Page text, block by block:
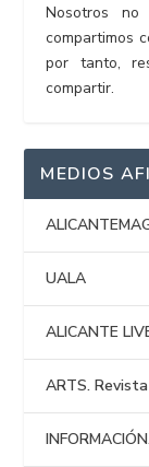
Nosotros
compartimos
por tanto,
compartir.
MEDIOS
UALA
ALICANTE
ARTS.